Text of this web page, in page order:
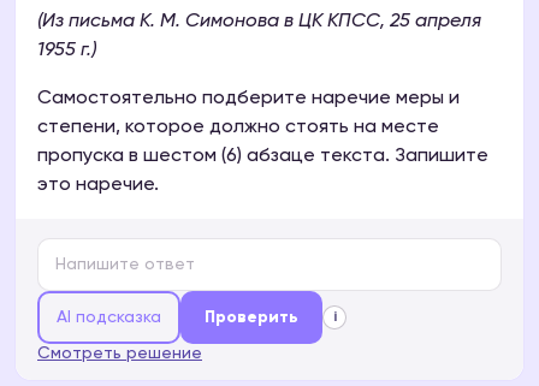
(Из письма К. М. Симонова в ЦК КПСС, 25 апреля
1955 г.)
Самостоятельно подберите наречие меры и
степени, которое должно стоять на месте
пропуска в шестом (6) абзаце текста. Запишите
это наречие.
AI подсказка Проверить i
Смотреть решение